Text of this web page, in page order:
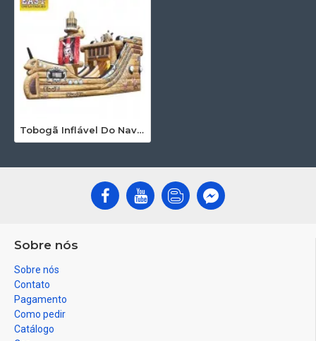
Tobogã Inflável Do Navio De Pirata
Sobre nós
Sobre nós
Contato
Pagamento
Como pedir
Catálogo